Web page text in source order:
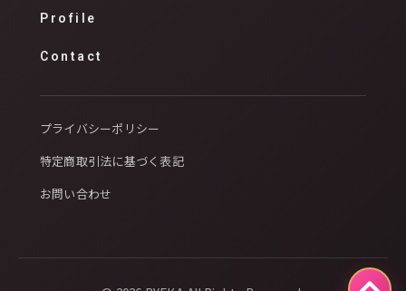
Profile
Contact
プライバシーポリシー
特定商取引法に基づく表記
お問い合わせ